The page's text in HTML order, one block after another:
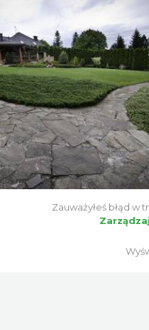
Zauważyłeś błąd w